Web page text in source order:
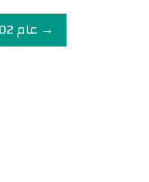
→ عام 1602